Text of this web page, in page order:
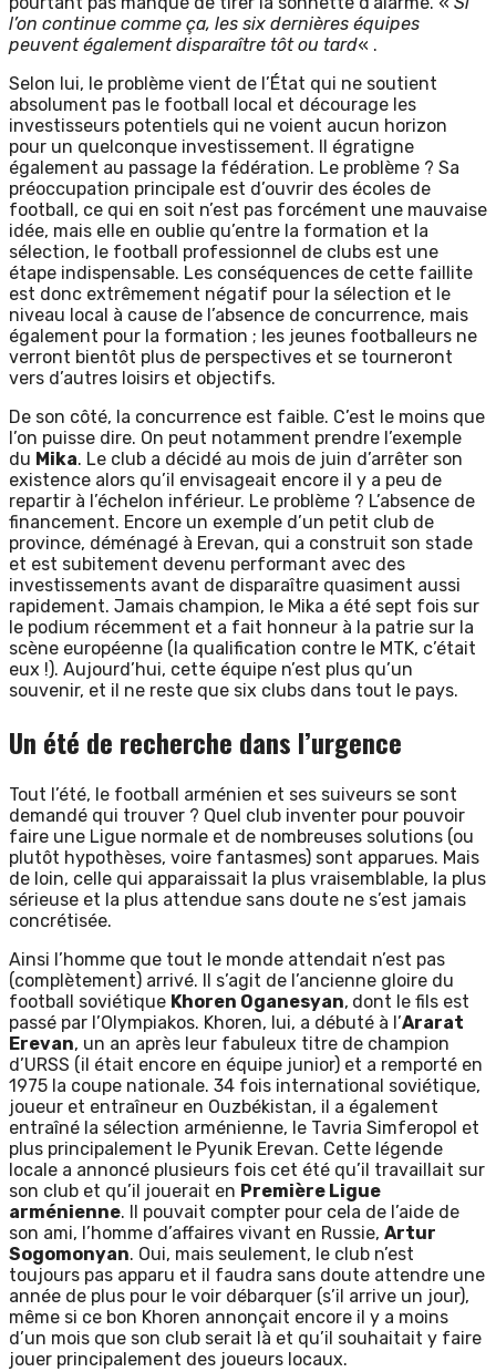
l’on continue comme ça, les six dernières équipes
peuvent également disparaître tôt ou tard« .
Selon lui, le problème vient de l’État qui ne soutient
absolument pas le football local et décourage les
investisseurs potentiels qui ne voient aucun horizon
pour un quelconque investissement. Il égratigne
également au passage la fédération. Le problème ? Sa
préoccupation principale est d’ouvrir des écoles de
football, ce qui en soit n’est pas forcément une mauvaise
idée, mais elle en oublie qu’entre la formation et la
sélection, le football professionnel de clubs est une
étape indispensable. Les conséquences de cette faillite
est donc extrêmement négatif pour la sélection et le
niveau local à cause de l’absence de concurrence, mais
également pour la formation ; les jeunes footballeurs ne
verront bientôt plus de perspectives et se tourneront
vers d’autres loisirs et objectifs.
De son côté, la concurrence est faible. C’est le moins que
l’on puisse dire. On peut notamment prendre l’exemple
du Mika. Le club a décidé au mois de juin d’arrêter son
existence alors qu’il envisageait encore il y a peu de
repartir à l’échelon inférieur. Le problème ? L’absence de
financement. Encore un exemple d’un petit club de
province, déménagé à Erevan, qui a construit son stade
et est subitement devenu performant avec des
investissements avant de disparaître quasiment aussi
rapidement. Jamais champion, le Mika a été sept fois sur
le podium récemment et a fait honneur à la patrie sur la
scène européenne (la qualification contre le MTK, c’était
eux !). Aujourd’hui, cette équipe n’est plus qu’un
souvenir, et il ne reste que six clubs dans tout le pays.
Un été de recherche dans l’urgence
Tout l’été, le football arménien et ses suiveurs se sont
demandé qui trouver ? Quel club inventer pour pouvoir
faire une Ligue normale et de nombreuses solutions (ou
plutôt hypothèses, voire fantasmes) sont apparues. Mais
de loin, celle qui apparaissait la plus vraisemblable, la plus
sérieuse et la plus attendue sans doute ne s’est jamais
concrétisée.
Ainsi l’homme que tout le monde attendait n’est pas
(complètement) arrivé. Il s’agit de l’ancienne gloire du
football soviétique Khoren Oganesyan, dont le fils est
passé par l’Olympiakos. Khoren, lui, a débuté à l’Ararat
Erevan, un an après leur fabuleux titre de champion
d’URSS (il était encore en équipe junior) et a remporté en
1975 la coupe nationale. 34 fois international soviétique,
joueur et entraîneur en Ouzbékistan, il a également
entraîné la sélection arménienne, le Tavria Simferopol et
plus principalement le Pyunik Erevan. Cette légende
locale a annoncé plusieurs fois cet été qu’il travaillait sur
son club et qu’il jouerait en Première Ligue
arménienne. Il pouvait compter pour cela de l’aide de
son ami, l’homme d’affaires vivant en Russie, Artur
Sogomonyan. Oui, mais seulement, le club n’est
toujours pas apparu et il faudra sans doute attendre une
année de plus pour le voir débarquer (s’il arrive un jour),
même si ce bon Khoren annonçait encore il y a moins
d’un mois que son club serait là et qu’il souhaitait y faire
jouer principalement des joueurs locaux.